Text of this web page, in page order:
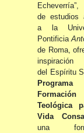
de estudios
a la
Pontificia
de Roma,
inspiración
del Espíritu
Formación
Teológica
Vida
una